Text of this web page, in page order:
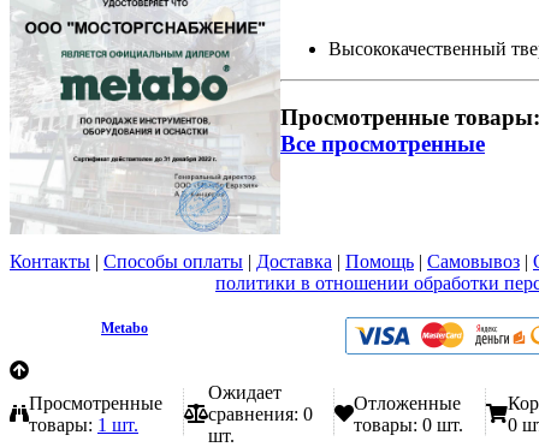
Высококачественный
Просмотренные товары:
Все просмотренные
Контакты | Способы оплаты | Доставка | Помощь | Самовывоз |
политики в отношении обработки
Metabo
Просмотренные
товары: 1 шт.
Ожидает
сравнения: 0
шт.
Отложенные
товары: 0 шт.
0